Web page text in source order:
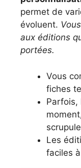
permet de
évoluent.
aux éditions
portées.
Vous
fiches
Parfois,
Les
faciles